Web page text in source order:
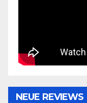
NEUE REVIEWS